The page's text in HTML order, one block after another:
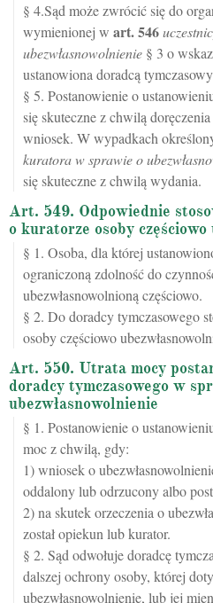
§ 4.Sąd może zwrócić się do
wymienionej w art.546
ubezwłasnowolnienie § 3 o
ustanowiona doradcą
§ 5. Postanowienie o
się skuteczne z chwilą
wniosek. W wypadkach
kuratora w sprawie o
się skuteczne z chwilą wydania.
Art. 549. Odpowiednie
o kuratorze osoby częściowo
§ 1. Osoba, dla której
ograniczoną zdolność do
ubezwłasnowolnioną częściowo.
§ 2. Do doradcy tymczasowego
osoby częściowo
Art. 550. Utrata mocy
doradcy tymczasowego w
ubezwłasnowolnienie
§ 1. Postanowienie o
moc z chwilą, gdy:
1) wniosek o
oddalony lub odrzucony albo
2) na skutek orzeczenia o
został opiekun lub kurator.
§ 2. Sąd odwołuje doradcę
dalszej ochrony osoby, której
ubezwłasnowolnienie, lub jej